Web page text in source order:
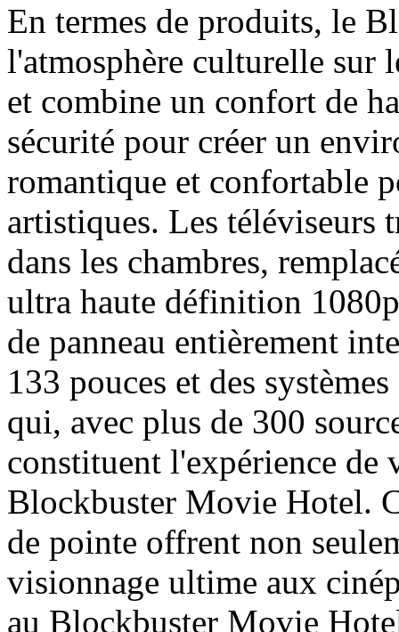
En termes de produits, le
l'atmosphère culturelle sur
et combine un confort de
sécurité pour créer un
romantique et confortable
artistiques. Les téléviseurs
dans les chambres,
ultra haute définition
de panneau entièrement
133 pouces et des
qui, avec plus de 300
constituent l'expérience de
Blockbuster Movie Hotel.
de pointe offrent non
visionnage ultime aux
au Blockbuster Movie